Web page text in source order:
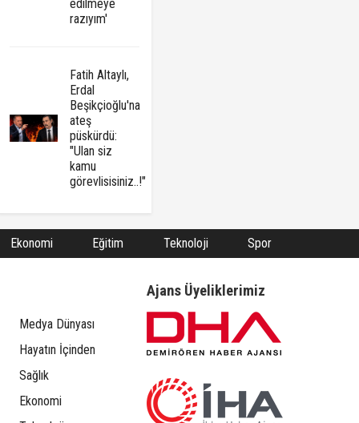
edilmeye
razıyım'
Fatih Altaylı,
Erdal
Beşikçioğlu'na
ateş
püskürdü:
"Ulan siz
kamu
görevlisisiniz..!"
Ekonomi Eğitim Teknoloji Spor
Medya Dünyası
Hayatın İçinden
Sağlık
Ekonomi
Ajans Üyeliklerimiz